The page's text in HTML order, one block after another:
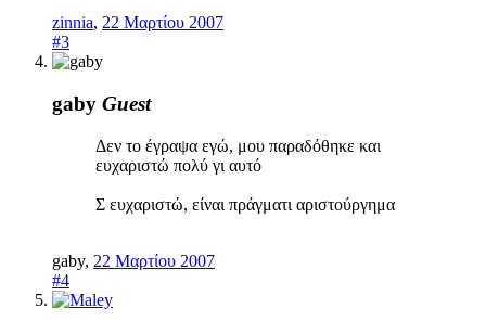
zinnia, 22 Μαρτίου 2007
#3
gaby Guest
Δεν το έγραψα εγώ, μου παραδόθηκε και
ευχαριστώ πολύ γι αυτό
Σ ευχαριστώ, είναι πράγματι αριστούργημα
gaby, 22 Μαρτίου 2007
#4